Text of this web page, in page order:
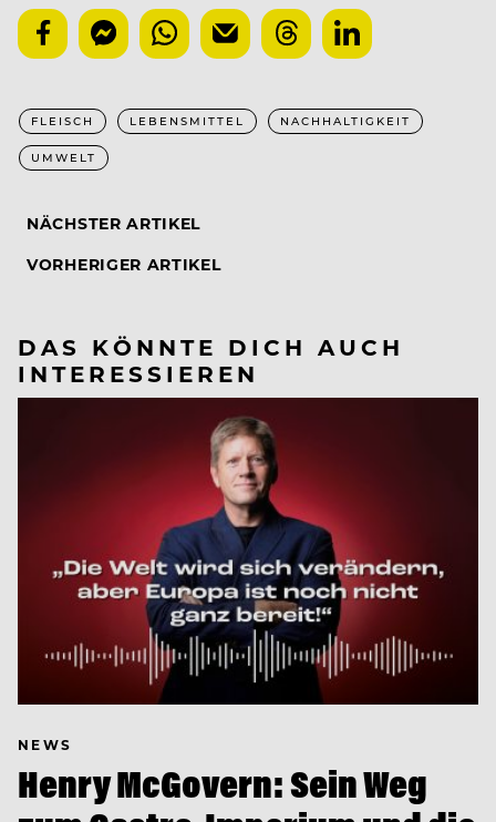
FLEISCH LEBENSMITTEL NACHHALTIGKEIT
UMWELT
NÄCHSTER ARTIKEL
VORHERIGER ARTIKEL
DAS KÖNNTE DICH AUCH
INTERESSIEREN
NEWS
Henry McGovern: Sein Weg